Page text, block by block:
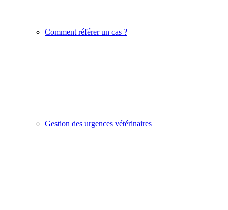
Comment référer un cas ?
Gestion des urgences vétérinaires